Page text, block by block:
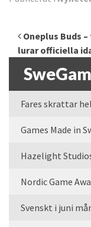
Oneplus Buds
lurar officiella
Fares skrattar
Hazelight
Nordic Game
Svenskt i juni